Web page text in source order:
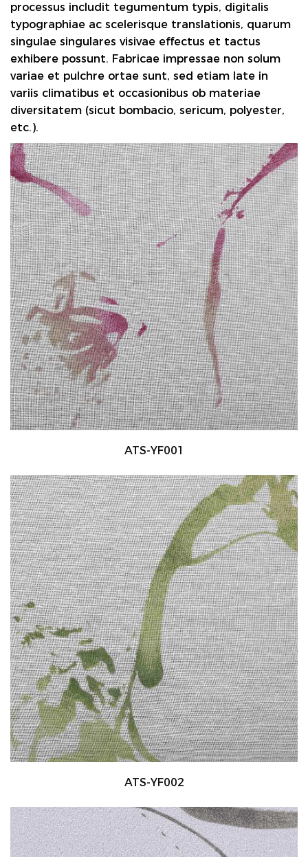
processus includit tegumentum typis, digitalis
typographiae ac scelerisque translationis, quarum
singulae singulares visivae effectus et tactus
exhibere possunt. Fabricae impressae non solum
variae et pulchre ortae sunt, sed etiam late in
variis climatibus et occasionibus ob materiae
diversitatem (sicut bombacio, sericum, polyester,
etc.).
ATS-YF001
ATS-YF002